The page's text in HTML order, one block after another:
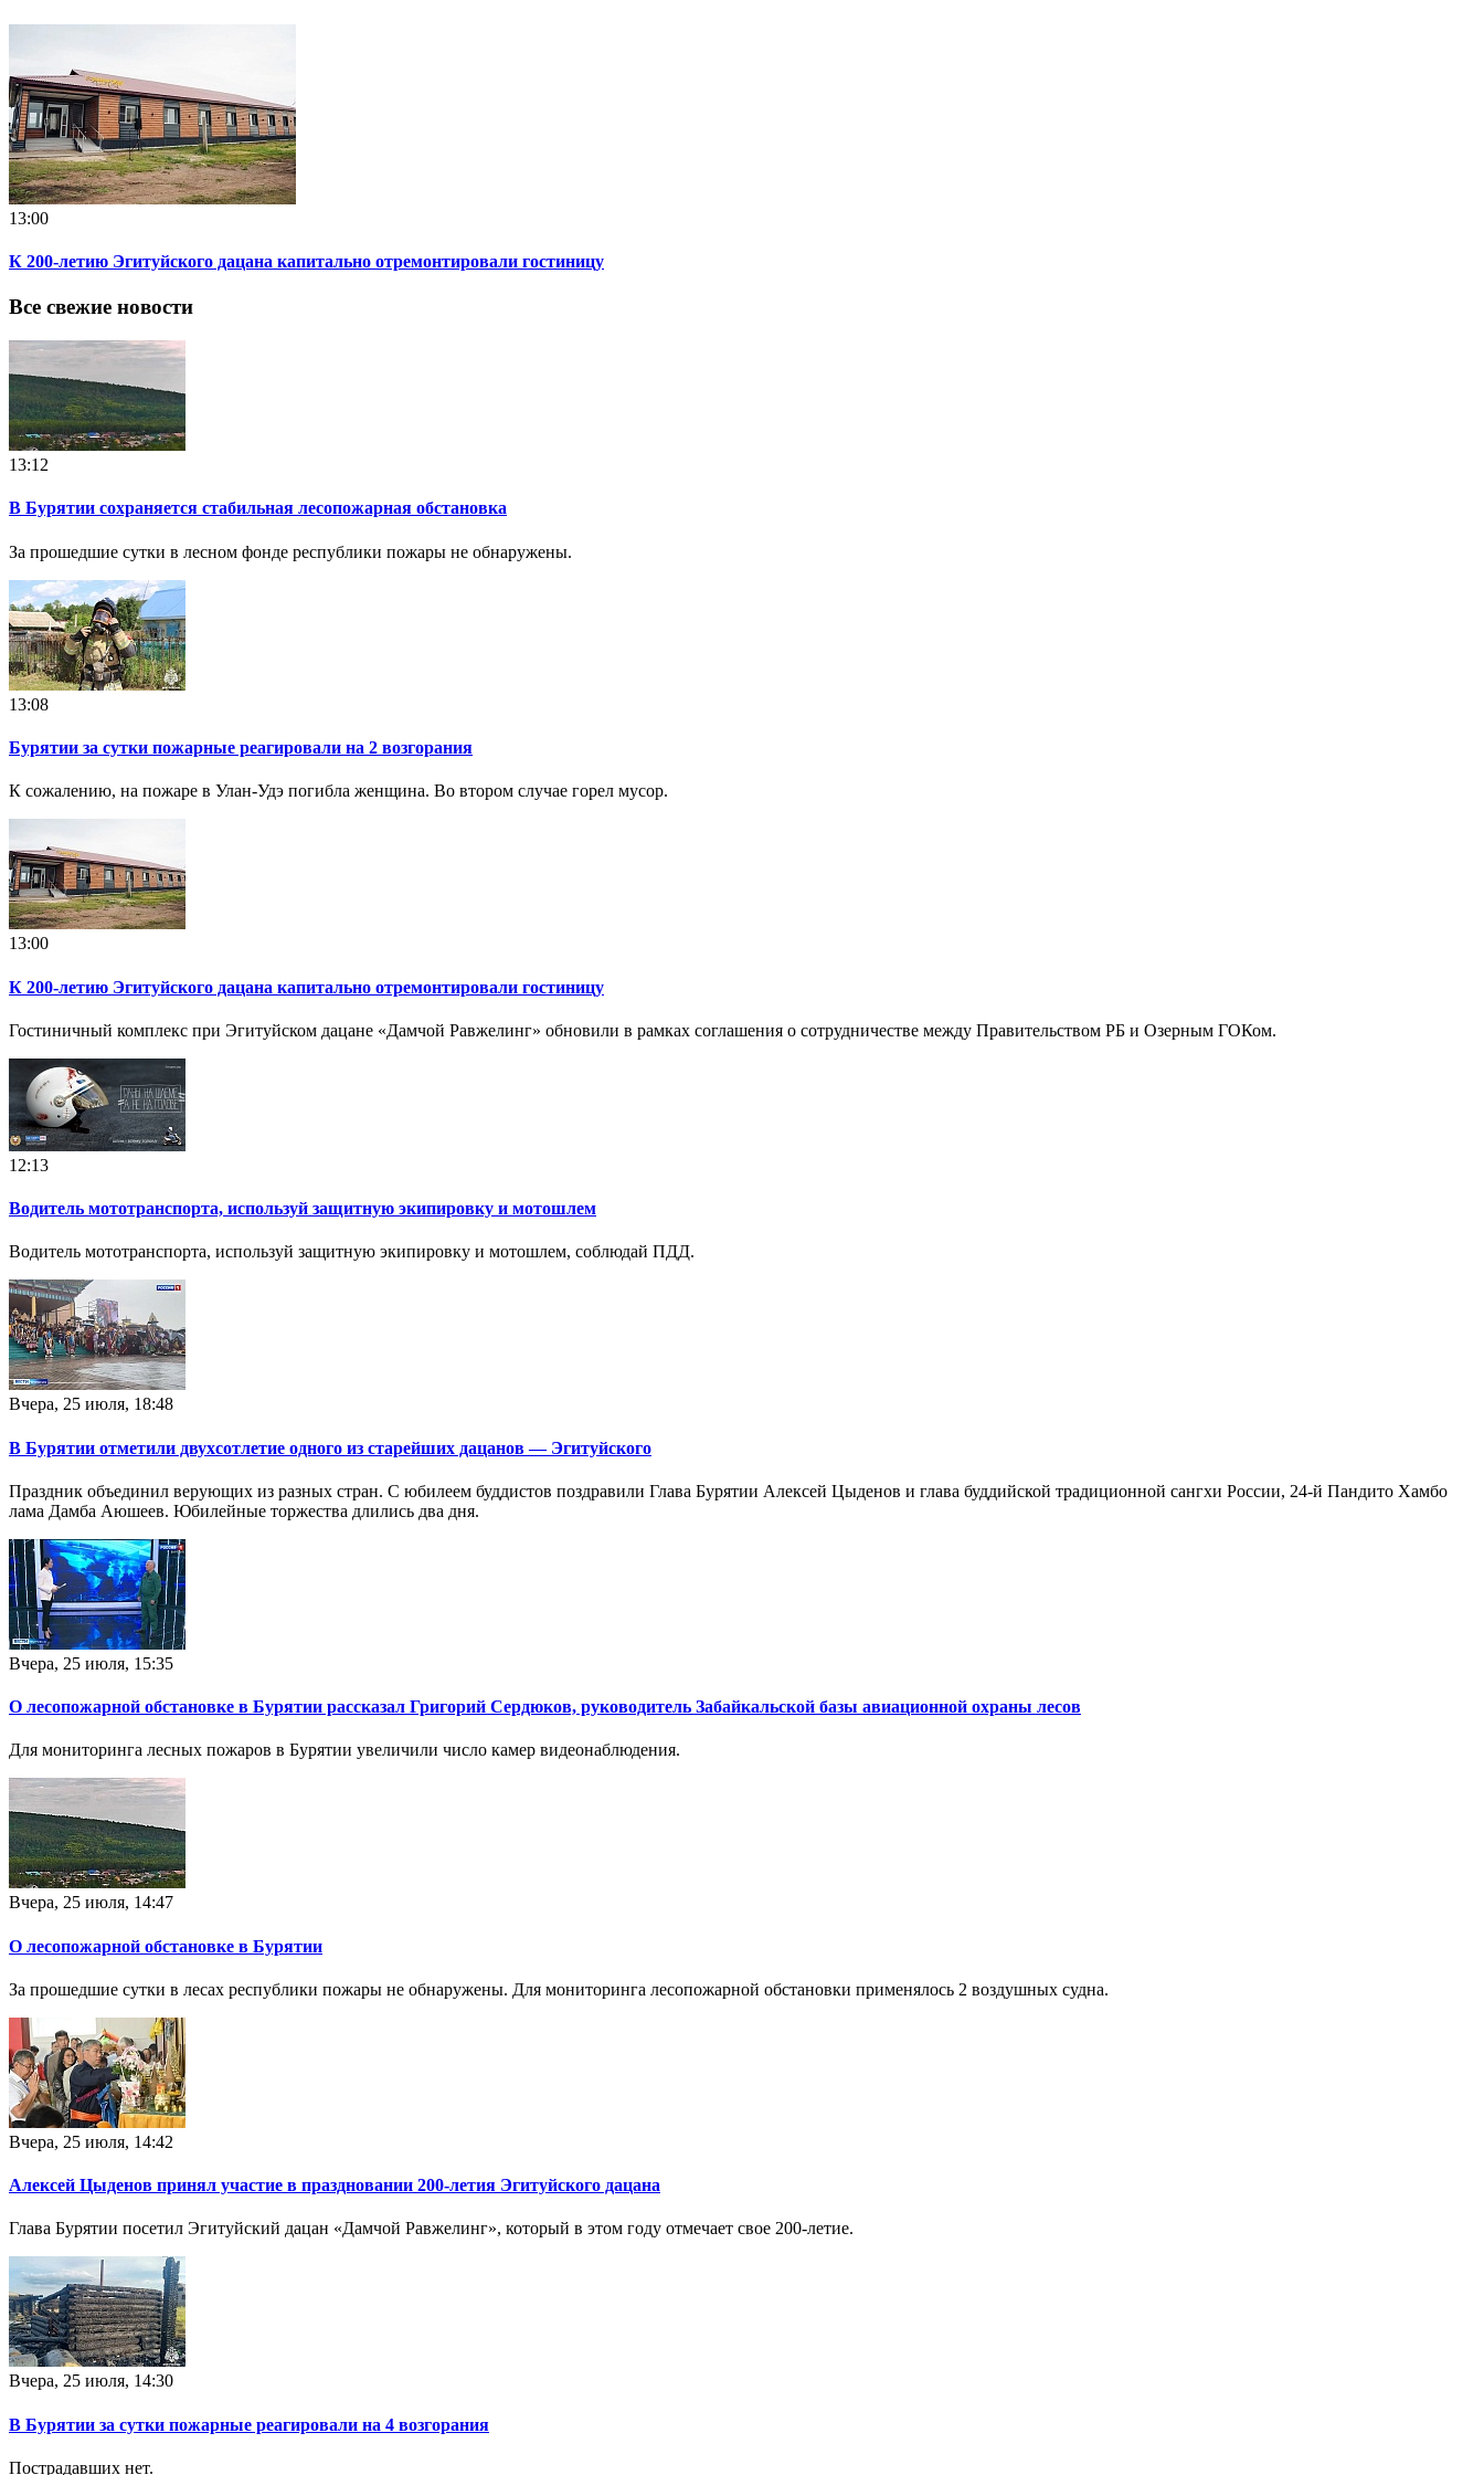
13:00
К 200-летию Эгитуйского дацана капитально отремонтировали гостиницу
Все свежие новости
13:12
В Бурятии сохраняется стабильная лесопожарная обстановка
За прошедшие сутки в лесном фонде республики пожары не обнаружены.
13:08
Бурятии за сутки пожарные реагировали на 2 возгорания
К сожалению, на пожаре в Улан-Удэ погибла женщина. Во втором случае горел мусор.
13:00
К 200-летию Эгитуйского дацана капитально отремонтировали гостиницу
Гостиничный комплекс при Эгитуйском дацане «Дамчой Равжелинг» обновили в рамках соглашения о сотрудничестве между Правительством РБ и Озерным ГОКом.
12:13
Водитель мототранспорта, используй защитную экипировку и мотошлем
Водитель мототранспорта, используй защитную экипировку и мотошлем, соблюдай ПДД.
Вчера, 25 июля, 18:48
В Бурятии отметили двухсотлетие одного из старейших дацанов — Эгитуйского
Праздник объединил верующих из разных стран. С юбилеем буддистов поздравили Глава Бурятии Алексей Цыденов и глава буддийской традиционной сангхи России, 24-й Пандито Хамбо
лама Дамба Аюшеев. Юбилейные торжества длились два дня.
Вчера, 25 июля, 15:35
О лесопожарной обстановке в Бурятии рассказал Григорий Сердюков, руководитель Забайкальской базы авиационной охраны лесов
Для мониторинга лесных пожаров в Бурятии увеличили число камер видеонаблюдения.
Вчера, 25 июля, 14:47
О лесопожарной обстановке в Бурятии
За прошедшие сутки в лесах республики пожары не обнаружены. Для мониторинга лесопожарной обстановки применялось 2 воздушных судна.
Вчера, 25 июля, 14:42
Алексей Цыденов принял участие в праздновании 200-летия Эгитуйского дацана
Глава Бурятии посетил Эгитуйский дацан «Дамчой Равжелинг», который в этом году отмечает свое 200-летие.
Вчера, 25 июля, 14:30
В Бурятии за сутки пожарные реагировали на 4 возгорания
Пострадавших нет.